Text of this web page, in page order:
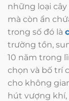
những loại
mà còn ẩn
trong số đó là
trường tồn,
10 năm trong
chọn và bố trí
cho không
hút vượng khí,